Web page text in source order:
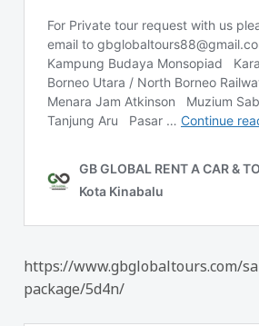
https://www.gbglobaltours.com/
package/5d4n/